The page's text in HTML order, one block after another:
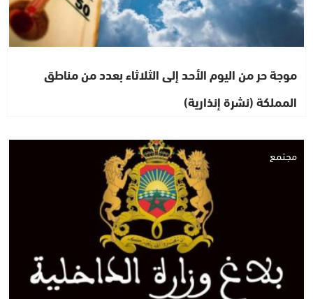
موجة حر من اليوم الأحد إلى الثلاثاء بعدد من مناطق
المملكة (نشرة إنذارية)
مجتمع